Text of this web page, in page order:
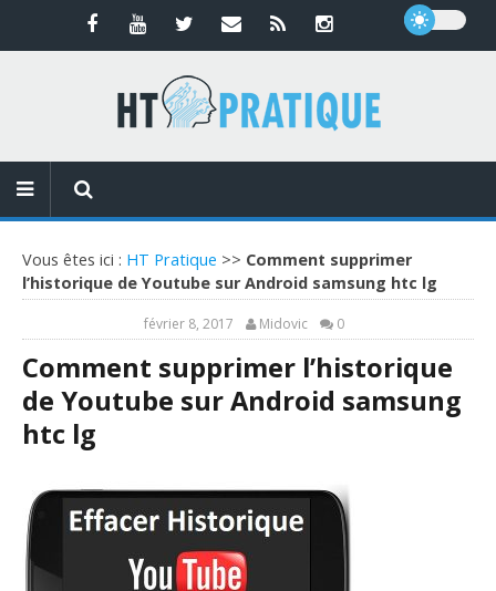
Vous êtes ici : HT Pratique >> Comment supprimer
l’historique de Youtube sur Android samsung htc lg
février 8, 2017 Midovic 0
Comment supprimer l’historique
de Youtube sur Android samsung
htc lg